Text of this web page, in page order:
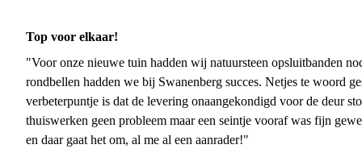
Top voor elkaar!
"Voor onze nieuwe tuin hadden wij natuursteen opsluitbanden
rondbellen hadden we bij Swanenberg succes. Netjes te woord
verbeterpuntje is dat de levering onaangekondigd voor de deur
thuiswerken geen probleem maar een seintje vooraf was fijn
en daar gaat het om, al me al een aanrader!"